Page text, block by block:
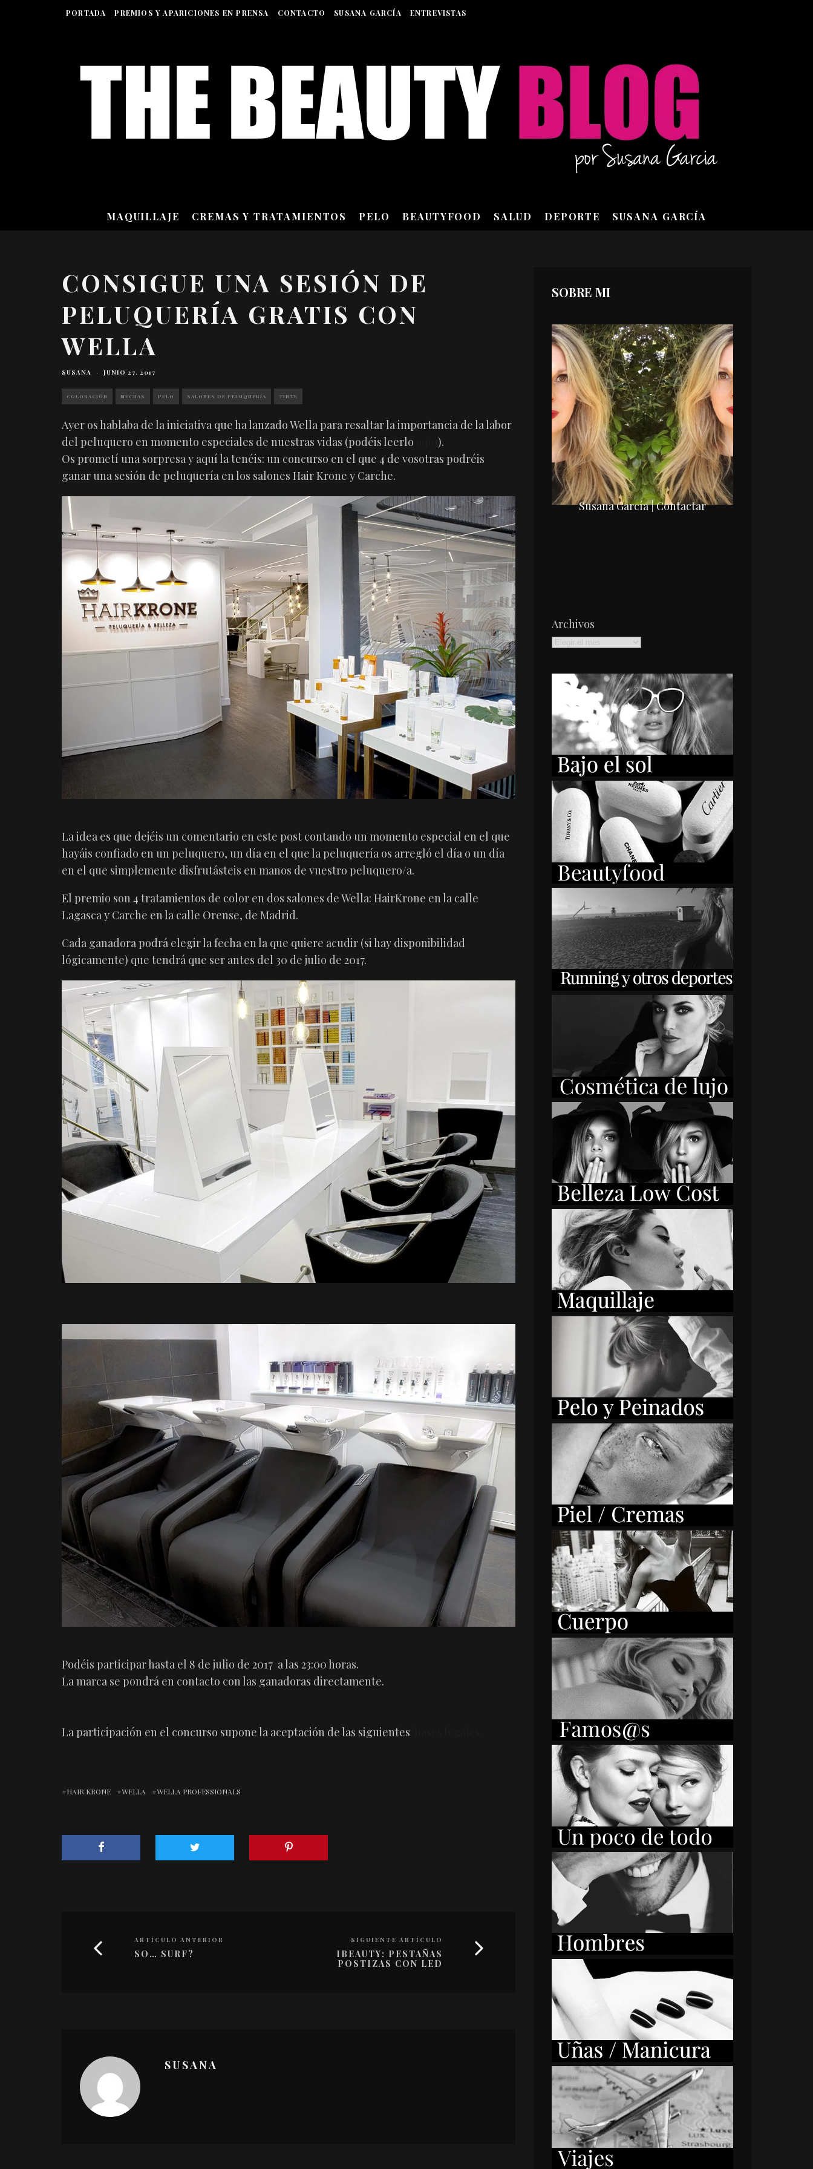
PORTADA PREMIOS Y APARICIONES EN PRENSA CONTACTO SUSANA GARCÍA ENTREVISTAS
MAQUILLAJE CREMAS Y TRATAMIENTOS PELO BEAUTYFOOD SALUD DEPORTE SUSANA GARCÍA
CONSIGUE UNA SESIÓN DE
PELUQUERÍA GRATIS CON
WELLA
SUSANA · JUNIO 27, 2017
COLORACIÓN MECHAS PELO SALONES DE PELUQUERÍA TINTE
Ayer os hablaba de la iniciativa que ha lanzado Wella para resaltar la importancia de la labor
del peluquero en momento especiales de nuestras vidas (podéis leerlo
).
Os prometí una sorpresa y aquí la tenéis: un concurso en el que 4 de vosotras podréis
ganar una sesión de peluquería en los salones Hair Krone y Carche.
La idea es que dejéis un comentario en este post contando un momento especial en el que
hayáis confiado en un peluquero, un día en el que la peluquería os arregló el día o un día
en el que simplemente disfrutásteis en manos de vuestro peluquero/a.
El premio son 4 tratamientos de color en dos salones deWella: HairKrone en la calle
Lagasca y Carche en la calle Orense, de Madrid.
Cada ganadora podrá elegir la fecha en la que quiere acudir (si hay disponibilidad
lógicamente) que tendrá que ser antes del 30 de julio de 2017.
Podéis participar hasta el 8 de julio de 2017 a las 23:00 horas.
La marca se pondrá en contacto con las ganadoras directamente.
La participación en el concurso supone la aceptación de las siguientes
HAIR KRONE WELLA WELLA PROFESSIONALS
ARTÍCULO ANTERIOR
SO… SURF?
SIGUIENTE ARTÍCULO
IBEAUTY: PESTAÑAS
POSTIZAS CON LED
SUSANA
SOBRE MI
Susana García | Contactar
Archivos